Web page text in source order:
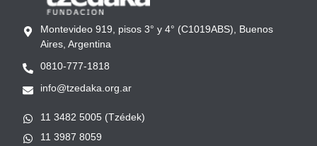
Montevideo 919, pisos 3° y 4° (C1019ABS), Buenos
Aires, Argentina
0810-777-1818
info@tzedaka.org.ar
11 3482 5005 (Tzédek)
11 3987 8059